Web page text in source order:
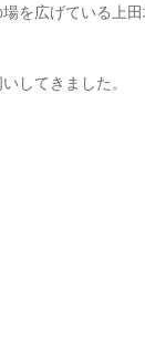
を広げている上田
してきました。